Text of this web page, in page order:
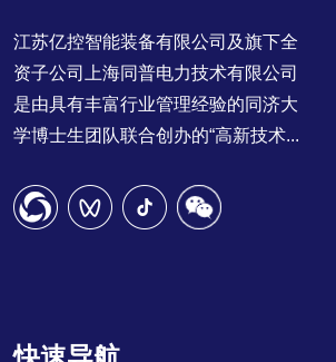
江苏亿控智能装备有限公司及旗下全
资子公司上海同普电力技术有限公司
是由具有丰富行业管理经验的同济大
学博士生团队联合创办的“高新技术...